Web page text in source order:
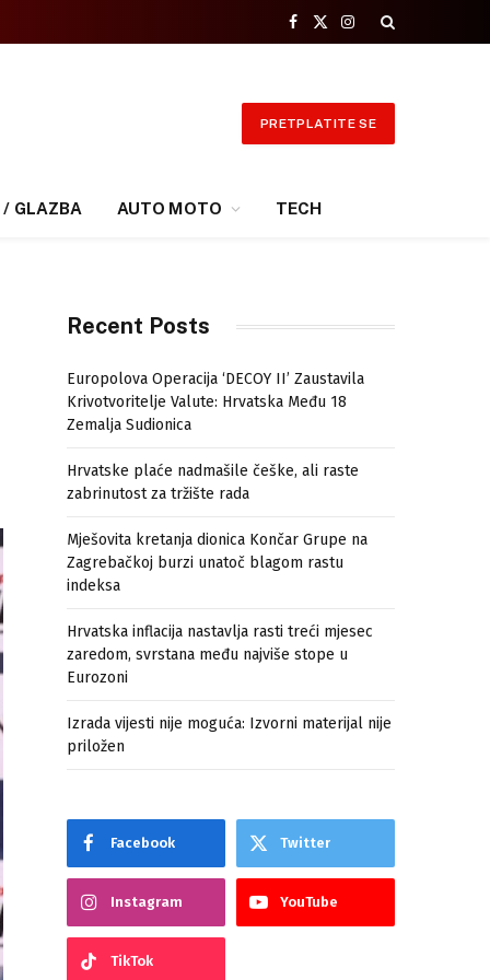
Facebook
X
Instagram
PRETPLATITE SE
/ GLAZBA AUTO MOTO TECH
Recent Posts
Europolova Operacija ‘DECOY II’ Zaustavila
Krivotvoritelje Valute: Hrvatska Među 18
Zemalja Sudionica
Hrvatske plaće nadmašile češke, ali raste
zabrinutost za tržište rada
Mješovita kretanja dionica Končar Grupe na
Zagrebačkoj burzi unatoč blagom rastu
indeksa
Hrvatska inflacija nastavlja rasti treći mjesec
zaredom, svrstana među najviše stope u
Eurozoni
Izrada vijesti nije moguća: Izvorni materijal nije
priložen
Facebook Twitter
Instagram YouTube
TikTok